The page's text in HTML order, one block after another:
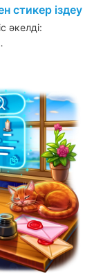
стикер іздеу
әкелді: